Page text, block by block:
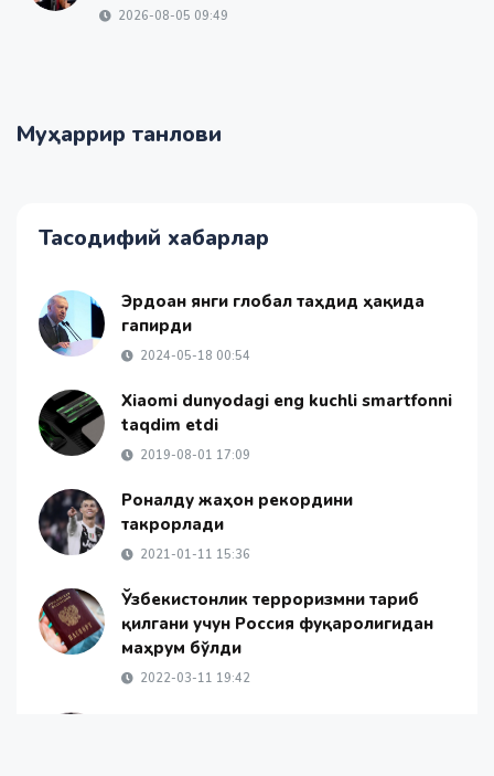
2026-08-05 09:49
Муҳаррир танлови
Тасодифий хабарлар
Эрдоған янги глобал таҳдид ҳақида
гапирди
2024-05-18 00:54
Xiaomi dunyodagi eng kuchli smartfonni
taqdim etdi
2019-08-01 17:09
Роналду жаҳон рекордини
такрорлади
2021-01-11 15:36
Ўзбекистонлик терроризмни тарғиб
қилгани учун Россия фуқаролигидан
маҳрум бўлди
2022-03-11 19:42